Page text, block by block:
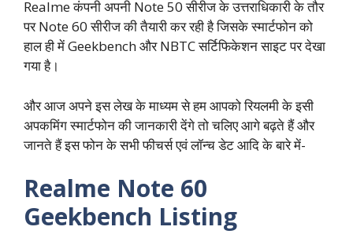
Realme कंपनी अपनी Note 50 सीरीज के उत्तराधिकारी के तौर
पर Note 60 सीरीज की तैयारी कर रही है जिसके स्मार्टफोन को
हाल ही में Geekbench और NBTC सर्टिफिकेशन साइट पर देखा
गया है।
और आज अपने इस लेख के माध्यम से हम आपको रियलमी के इसी
अपकमिंग स्मार्टफोन की जानकारी देंगे तो चलिए आगे बढ़ते हैं और
जानते हैं इस फोन के सभी फीचर्स एवं लॉन्च डेट आदि के बारे में-
Realme Note 60
Geekbench Listing